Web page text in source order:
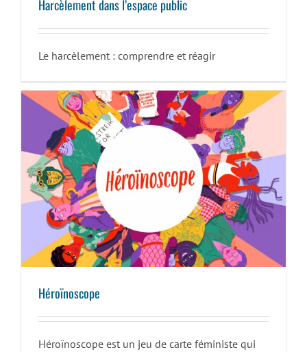
Harcèlement dans l’espace public
Le harcèlement : comprendre et réagir
Héroïnoscope
Héroïnoscope est un jeu de carte féministe qui